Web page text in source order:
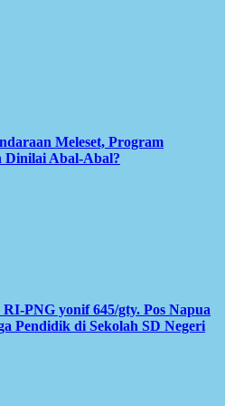
Meleset, Program
Dinilai Abal-Abal?
PNG yonif 645/gty. Pos Napua
Pendidik di Sekolah SD Negeri